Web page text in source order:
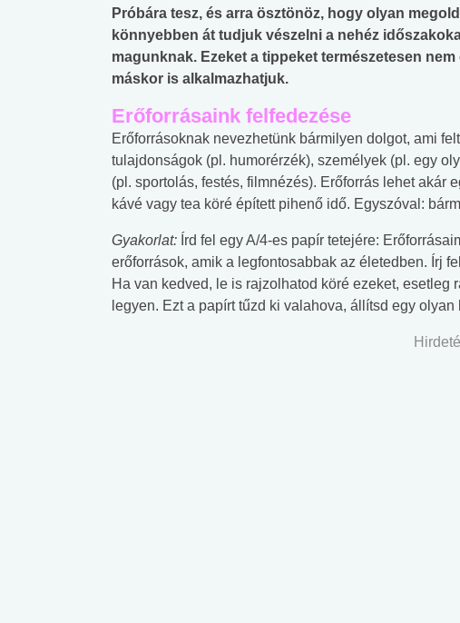
Próbára tesz, és arra ösztönöz, hogy olyan
könnyebben át tudjuk vészelni a nehéz
magunknak. Ezeket a tippeket természetesen
máskor is alkalmazhatjuk.
Erőforrásaink felfedezése
Erőforrásoknak nevezhetünk bármilyen dolgot, ami
tulajdonságok (pl. humorérzék), személyek (pl. egy
(pl. sportolás, festés, filmnézés). Erőforrás lehet akár
kávé vagy tea köré épített pihenő idő. Egyszóval:
Gyakorlat: Írd fel egy A/4-es papír tetejére:
erőforrások, amik a legfontosabbak az életedben. Írj
Ha van kedved, le is rajzolhatod köré ezeket,
legyen. Ezt a papírt tűzd ki valahova, állítsd egy